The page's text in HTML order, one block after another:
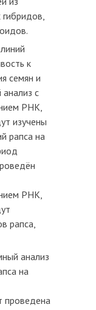
к
семян и
с
РНК,
изучены
рапса на
РНК,
рапса,
анализ
на
проведена